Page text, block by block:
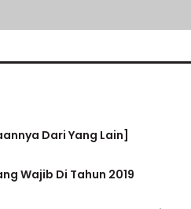
Dari Yang Lain]
Wajib Di Tahun 2019